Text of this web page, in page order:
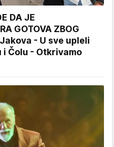
DA JE
GOTOVA ZBOG
- U sve upleli
Čolu - Otkrivamo